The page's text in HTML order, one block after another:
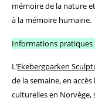
mémoire de la nature
à la mémoire humaine.
Informations pratiques
L’Ekebergparken
de la semaine, en
culturelles en